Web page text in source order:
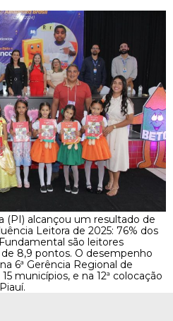
(PI) alcançou um resultado de
Leitora de 2025: 76% dos
são leitores
8,9 pontos. O desempenho
6ª Gerência Regional de
municípios, e na 12ª colocação